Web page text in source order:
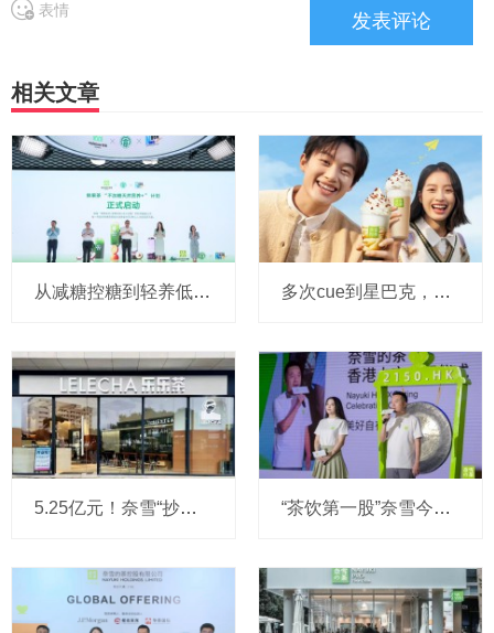
表情
相关文章
从减糖控糖到轻养低负担：奈雪十年革新，领航茶饮5.0健康升级 多次cue到星巴克，奈雪的茶今年“激进”加密门店布局
5.25亿元！奈雪“抄底”乐乐茶要当大股东，成新茶饮年度最大收购案 “茶饮第一股”奈雪今天敲钟上市，但故事才刚刚开始